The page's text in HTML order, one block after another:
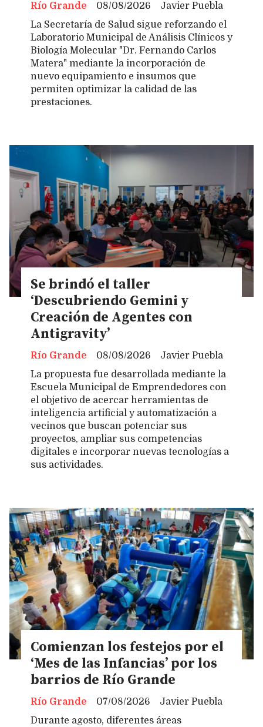
Javier Puebla
Río Grande
08/08/2026
La Secretaría de Salud sigue reforzando el
Laboratorio Municipal de Análisis Clínicos y
Biología Molecular "Dr. Fernando Carlos
Matera" mediante la incorporación de
nuevo equipamiento e insumos que
permiten optimizar la calidad de las
prestaciones.
Se brindó el taller
‘Descubriendo Gemini y
Creación de Agentes con
Antigravity’
Javier Puebla
Río Grande
08/08/2026
La propuesta fue desarrollada mediante la
Escuela Municipal de Emprendedores con
el objetivo de acercar herramientas de
inteligencia artificial y automatización a
vecinos que buscan potenciar sus
proyectos, ampliar sus competencias
digitales e incorporar nuevas tecnologías a
sus actividades.
Comienzan los festejos por el
‘Mes de las Infancias’ por los
barrios de Río Grande
Javier Puebla
Río Grande
07/08/2026
Durante agosto, diferentes áreas